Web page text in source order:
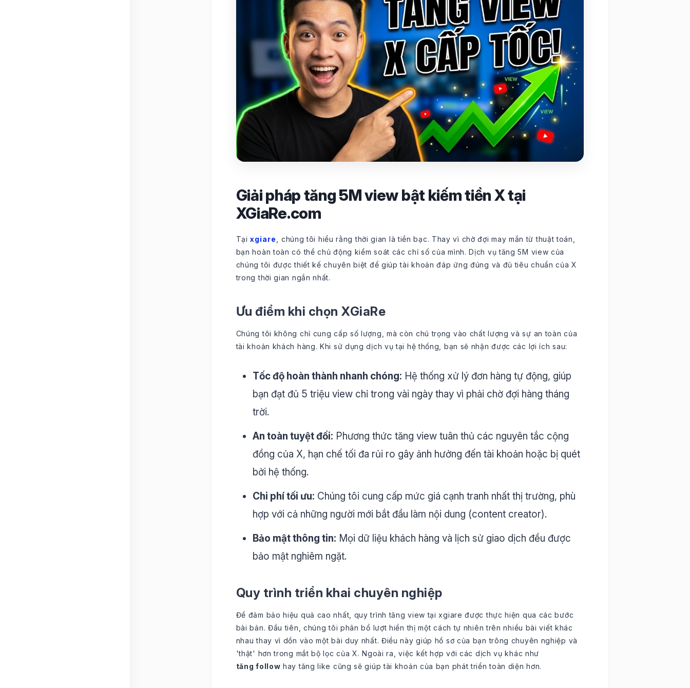
Giải pháp tăng 5M view bật kiếm tiền X tại
XGiaRe.com
Tạixgiare
, chúng tôi hiểu rằng thời gian là tiền bạc. Thay vì chờ đợi may mắn từ thuật toán,
bạn hoàn toàn có thể chủ động kiểm soát các chỉ số của mình. Dịch vụ tăng 5M view của
chúng tôi được thiết kế chuyên biệt để giúp tài khoản đáp ứng đúng và đủ tiêu chuẩn của X
trong thời gian ngắn nhất.
Ưu điểm khi chọn XGiaRe
Chúng tôi không chỉ cung cấp số lượng, mà còn chú trọng vào chất lượng và sự an toàn của
tài khoản khách hàng. Khi sử dụng dịch vụ tại hệ thống, bạn sẽ nhận được các lợi ích sau:
Tốc độ hoàn thành nhanh chóng: Hệ thống xử lý đơn hàng tự động, giúp
bạn đạt đủ 5 triệu view chỉ trong vài ngày thay vì phải chờ đợi hàng tháng
trời.
An toàn tuyệt đối: Phương thức tăng view tuân thủ các nguyên tắc cộng
đồng của X, hạn chế tối đa rủi ro gây ảnh hưởng đến tài khoản hoặc bị quét
bởi hệ thống.
Chi phí tối ưu: Chúng tôi cung cấp mức giá cạnh tranh nhất thị trường, phù
hợp với cả những người mới bắt đầu làm nội dung (content creator).
Bảo mật thông tin: Mọi dữ liệu khách hàng và lịch sử giao dịch đều được
bảo mật nghiêm ngặt.
Quy trình triển khai chuyên nghiệp
Để đảm bảo hiệu quả cao nhất, quy trình tăng view tại xgiare được thực hiện qua các bước
bài bản. Đầu tiên, chúng tôi phân bổ lượt hiển thị một cách tự nhiên trên nhiều bài viết khác
nhau thay vì dồn vào một bài duy nhất. Điều này giúp hồ sơ của bạn trông chuyên nghiệp và
'thật' hơn trong mắt bộ lọc của X. Ngoài ra, việc kết hợp với các dịch vụ khác như
tăng follow hay tăng like cũng sẽ giúp tài khoản của bạn phát triển toàn diện hơn.